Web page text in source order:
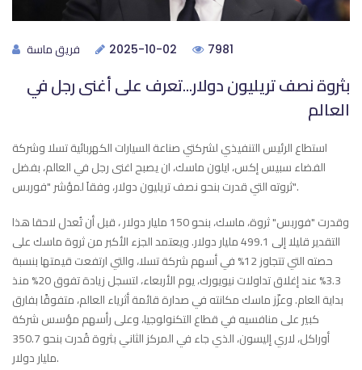
فريق ماسة 2025-10-02 7981
بثروة نصف تريليون دولار...تعرف على أغنى رجل في
العالم
استطاع الرئيس التنفيذي لشركتي صناعة السيارات الكهربائية تسلا وشركة
الفضاء سبيس إكس، ايلون ماسك، ان يصبح اغنى رجل في العالم، بفضل
ثروته التي قدرت بنحو نصف تريليون دولار، وفقاَ لمؤشر "فوربس".
وقدرت "فوربس" ثروة، ماسك، بنحو 150 مليار دولار ، قبل أن تُعدل لاحقا هذا
التقدير قليلا إلى 499.1 مليار دولار. ويعتمد الجزء الأكبر من ثروة ماسك على
حصته التي تتجاوز 12% في أسهم شركة تسلا، والتي ارتفعت قيمتها بنسبة
3.3% عند إغلاق تداولات نيويورك، يوم الأربعاء، لتسجل زيادة تفوق 20% منذ
بداية العام. وعزّز ماسك مكانته في صدارة قائمة أثرياء العالم، متفوقًا بفارق
كبير على منافسيه في قطاع التكنولوجيا، وعلى رأسهم مؤسس شركة
أوراكل، لاري إليسون، الذي جاء في المركز الثاني بثروة قُدرت بنحو 350.7
مليار دولار.